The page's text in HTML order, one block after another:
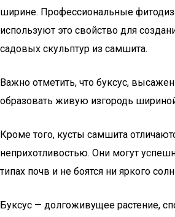
ширине. Профессиональные
используют это свойство для
садовых скульптур из самшита.
Важно отметить, что буксус,
образовать живую изгородь
Кроме того, кусты самшита
неприхотливостью. Они могут
типах почв и не боятся ни яркого
Буксус — долгоживущее растение,